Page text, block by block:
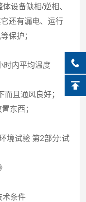
设备缺相/逆相、
还有漏电、运行
保护；
内平均温度
且通风良好；
东西；
境试验 第2部分:试
术条件